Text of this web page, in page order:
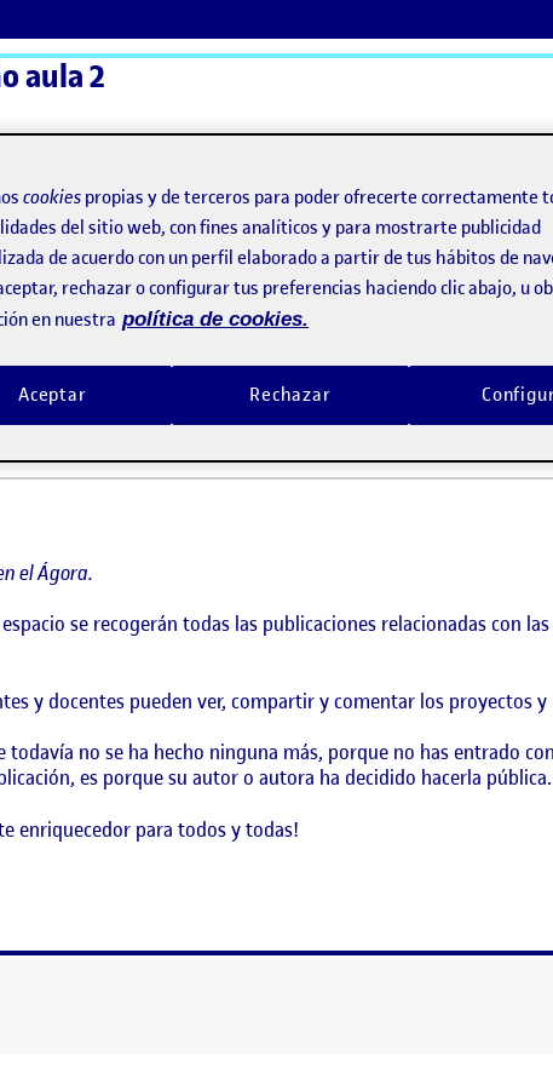
aula 2
ActiFolios
y bienvenidas!
2021 2:49 pm
el Ágora.
se recogerán todas las publicaciones relacionadas con
y docentes pueden ver, compartir y comentar los proyectos y
no se ha hecho ninguna más, porque no has entrado
es porque su autor o autora ha decidido hacerla pública.
enriquecedor para todos y todas!
cookies propias y de terceros para poder ofrecerte correctamente
del sitio web, con fines analíticos y para mostrarte publicidad
de acuerdo con un perfil elaborado a partir de tus hábitos de
rechazar o configurar tus preferencias haciendo clic abajo, u
en nuestra política de cookies.
Rechazar
Aceptar